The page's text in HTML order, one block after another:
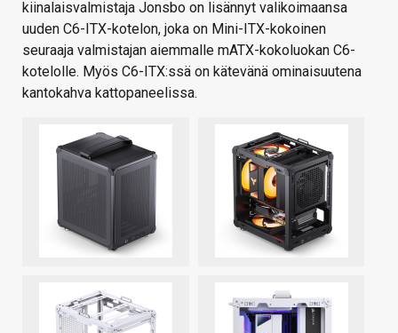
kiinalaisvalmistaja Jonsbo on lisännyt valikoimaansa
uuden C6-ITX-kotelon, joka on Mini-ITX-kokoinen
seuraaja valmistajan aiemmalle mATX-kokoluokan C6-
kotelolle. Myös C6-ITX:ssä on kätevänä ominaisuutena
kantokahva kattopaneelissa.